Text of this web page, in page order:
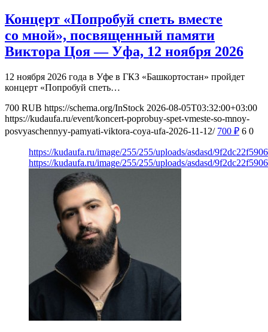
Концерт «Попробуй спеть вместе
со мной», посвященный памяти
Виктора Цоя — Уфа, 12 ноября 2026
12 ноября 2026 года в Уфе в ГКЗ «Башкортостан» пройдет
концерт «Попробуй спеть…
700 RUB https://schema.org/InStock 2026-08-05T03:32:00+03:00
https://kudaufa.ru/event/koncert-poprobuy-spet-vmeste-so-mnoy-
posvyaschennyy-pamyati-viktora-coya-ufa-2026-11-12/ 700 ₽ 6 0
https://kudaufa.ru/image/255/255/uploads/asdasd/
https://kudaufa.ru/image/255/255/uploads/asdasd/